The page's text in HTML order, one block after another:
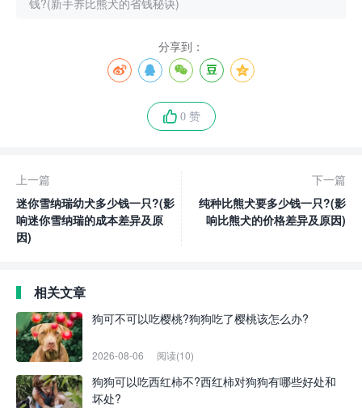
钱?(新手养比熊犬的省钱秘诀)
分享到：
0 赞
上一篇
迷你雪纳瑞幼犬多少钱一只?(影
响迷你雪纳瑞的成本差异及原
因)
下一篇
纯种比熊犬要多少钱一只?(影
响比熊犬的价格差异及原因)
相关文章
狗可不可以吃樱桃?狗狗吃了樱桃该怎么办?
2026-08-06 阅读(10)
狗狗可以吃西红柿不?西红柿对狗狗有哪些好处和
坏处?